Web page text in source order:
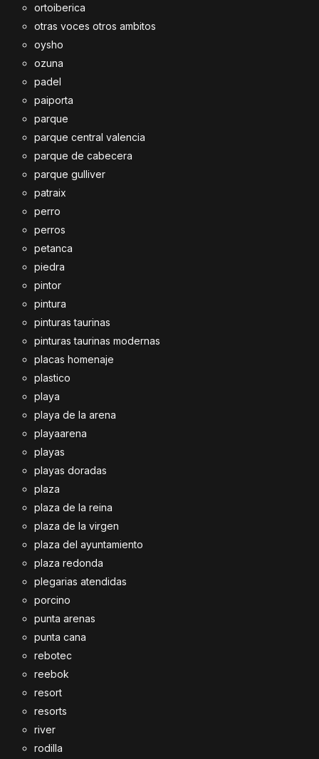
ortoiberica
otras voces otros ambitos
oysho
ozuna
padel
paiporta
parque
parque central valencia
parque de cabecera
parque gulliver
patraix
perro
perros
petanca
piedra
pintor
pintura
pinturas taurinas
pinturas taurinas modernas
placas homenaje
plastico
playa
playa de la arena
playaarena
playas
playas doradas
plaza
plaza de la reina
plaza de la virgen
plaza del ayuntamiento
plaza redonda
plegarias atendidas
porcino
punta arenas
punta cana
rebotec
reebok
resort
resorts
river
rodilla